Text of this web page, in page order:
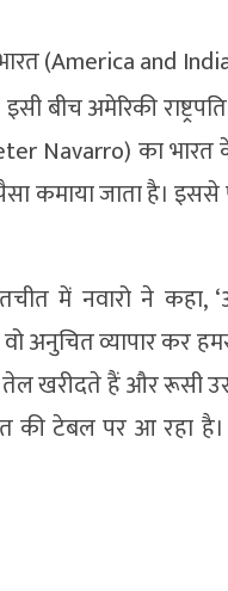
(America and
बीच अमेरिकी
Navarro) का भारत
कमाया जाता है।
में नवारो ने कहा,
अनुचित व्यापार कर
खरीदते हैं और रूसी
की टेबल पर आ रहा